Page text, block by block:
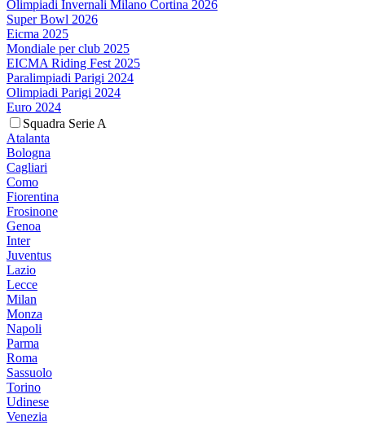
Olimpiadi Invernali Milano Cortina 2026
Super Bowl 2026
Eicma 2025
Mondiale per club 2025
EICMA Riding Fest 2025
Paralimpiadi Parigi 2024
Olimpiadi Parigi 2024
Euro 2024
Squadra Serie A
Atalanta
Bologna
Cagliari
Como
Fiorentina
Frosinone
Genoa
Inter
Juventus
Lazio
Lecce
Milan
Monza
Napoli
Parma
Roma
Sassuolo
Torino
Udinese
Venezia